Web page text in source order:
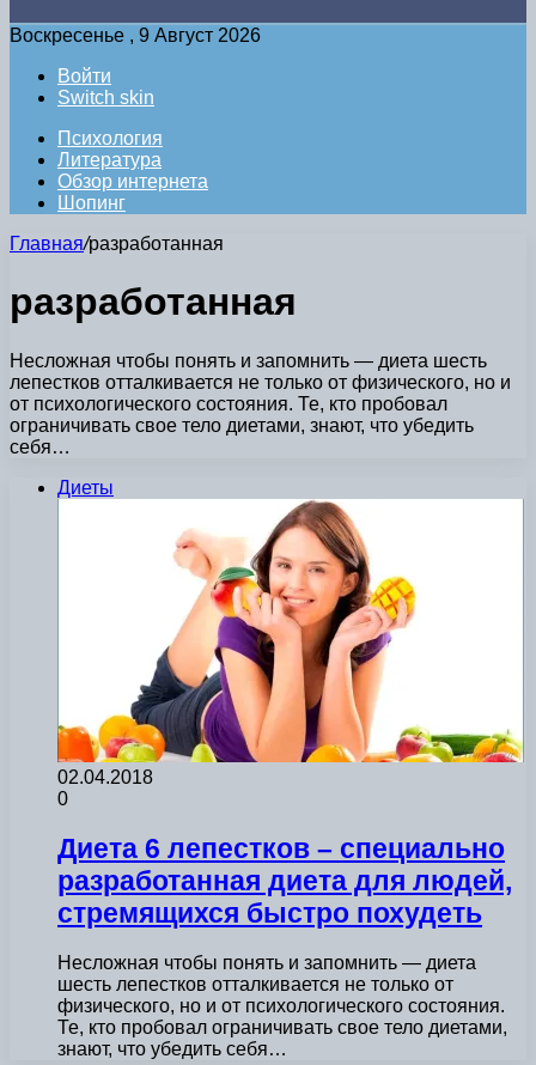
Воскресенье , 9 Август 2026
Войти
Switch skin
Психология
Литература
Обзор интернета
Шопинг
Главная/разработанная
разработанная
Несложная чтобы понять и запомнить — диета шесть
лепестков отталкивается не только от физического, но и
от психологического состояния. Те, кто пробовал
ограничивать свое тело диетами, знают, что убедить
себя…
Диеты
02.04.2018
0
Диета 6 лепестков – специально
разработанная диета для людей,
стремящихся быстро похудеть
Несложная чтобы понять и запомнить — диета
шесть лепестков отталкивается не только от
физического, но и от психологического состояния.
Те, кто пробовал ограничивать свое тело диетами,
знают, что убедить себя…